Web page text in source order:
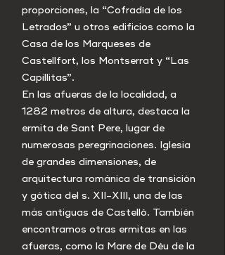
proporciones, la “Cofradía de los
Letrados” u otros edificios como la
Casa de los Marqueses de
Castellfort, los Montserrat y “Las
Capillitas”.
En las afueras de la localidad, a
1282 metros de altura, destaca la
ermita de Sant Pere, lugar de
numerosas peregrinaciones. Iglesia
de grandes dimensiones, de
arquitectura románica de transición
y gótica del s. XII-XIII, una de las
más antiguas de Castelló. También
encontramos otras ermitas en las
afueras, como la Mare de Déu de la